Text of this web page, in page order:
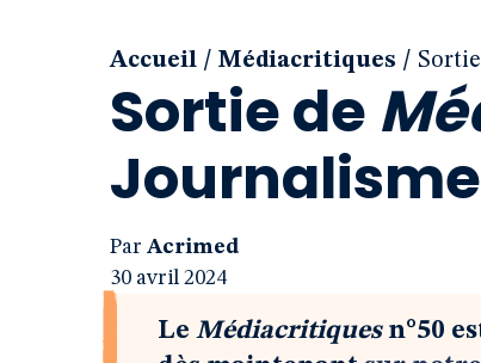
Accueil / Médiacritiques /
Sortie de
Par Acrimed
30 avril 2024
Le Médiacritiquesn°50